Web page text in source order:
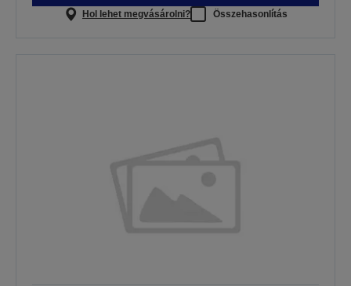
Hol lehet megvásárolni? Összehasonlítás